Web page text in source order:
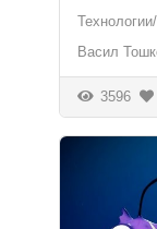
Васил
3596